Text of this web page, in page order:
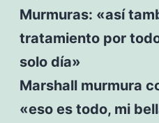
Murmuras: «así
tratamiento por
solo día»
Marshall murmura
«eso es todo, mi